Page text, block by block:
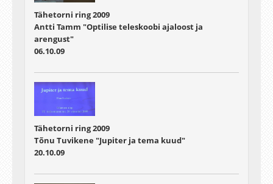
Tähetorni ring 2009
Antti Tamm "Optilise teleskoobi ajaloost ja
arengust"
06.10.09
Tähetorni ring 2009
Tõnu Tuvikene "Jupiter ja tema kuud"
20.10.09